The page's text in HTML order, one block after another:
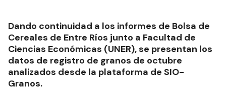
Dando continuidad a los informes de Bolsa de
Cereales de Entre Ríos junto a Facultad de
Ciencias Económicas (UNER), se presentan los
datos de registro de granos de octubre
analizados desde la plataforma de SIO-
Granos.